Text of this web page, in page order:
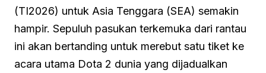
(TI2026) untuk Asia Tenggara (SEA) semakin
hampir. Sepuluh pasukan terkemuka dari rantau
ini akan bertanding untuk merebut satu tiket ke
acara utama Dota 2 dunia yang dijadualkan